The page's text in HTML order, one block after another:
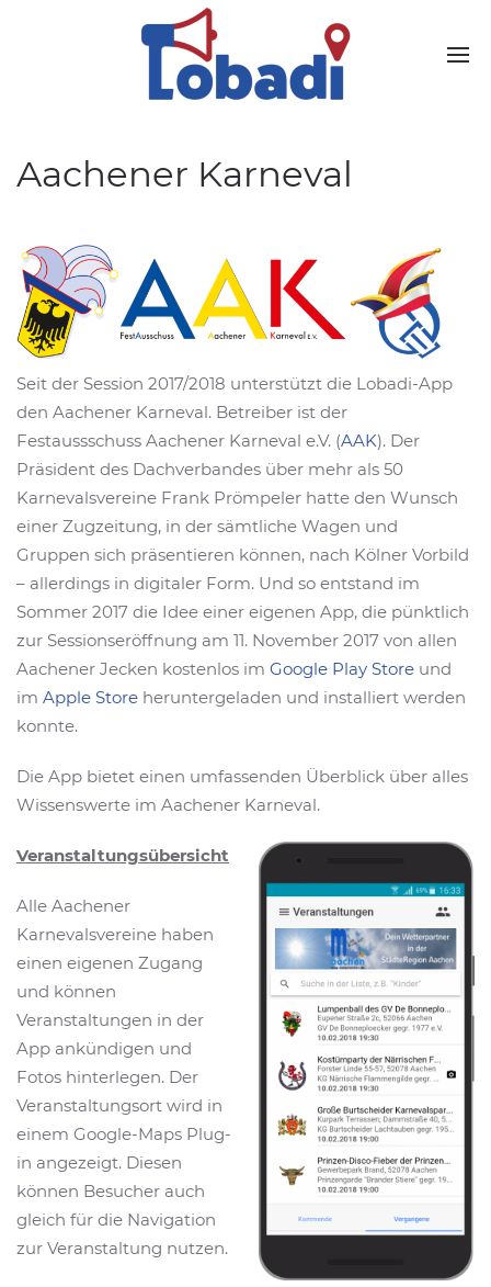
Aachener Karneval
Seit der Session 2017/2018 unterstützt die Lobadi-App
den Aachener Karneval. Betreiber ist der
Festaussschuss Aachener Karneval e.V. (AAK). Der
Präsident des Dachverbandes über mehr als 50
Karnevalsvereine Frank Prömpeler hatte den Wunsch
einer Zugzeitung, in der sämtliche Wagen und
Gruppen sich präsentieren können, nach Kölner Vorbild
– allerdings in digitaler Form. Und so entstand im
Sommer 2017 die Idee einer eigenen App, die pünktlich
zur Sessionseröffnung am 11. November 2017 von allen
Aachener Jecken kostenlos im Google Play Store und
im Apple Store heruntergeladen und installiert werden
konnte.
Die App bietet einen umfassenden Überblick über alles
Wissenswerte im Aachener Karneval.
Veranstaltungsübersicht
Alle Aachener
Karnevalsvereine haben
einen eigenen Zugang
und können
Veranstaltungen in der
App ankündigen und
Fotos hinterlegen. Der
Veranstaltungsort wird in
einem Google-Maps Plug-
in angezeigt. Diesen
können Besucher auch
gleich für die Navigation
zur Veranstaltung nutzen.